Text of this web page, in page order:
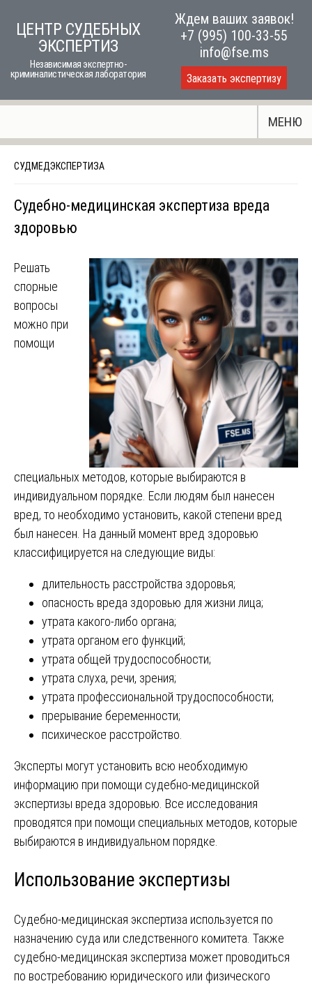
ЦЕНТР СУДЕБНЫХ
ЭКСПЕРТИЗ
Независимая экспертно-
криминалистическая лаборатория
Ждем ваших заявок!
+7 (995) 100-33-55
info@fse.ms
Заказать экспертизу
МЕНЮ
СУДМЕДЭКСПЕРТИЗА
Судебно-медицинская экспертиза вреда
здоровью
Решать
спорные
вопросы
можно при
помощи
специальных методов, которые выбираются в
индивидуальном порядке. Если людям был нанесен
вред, то необходимо установить, какой степени вред
был нанесен. На данный момент вред здоровью
классифицируется на следующие виды:
длительность расстройства здоровья;
опасность вреда здоровью для жизни лица;
утрата какого-либо органа;
утрата органом его функций;
утрата общей трудоспособности;
утрата слуха, речи, зрения;
утрата профессиональной трудоспособности;
прерывание беременности;
психическое расстройство.
Эксперты могут установить всю необходимую
информацию при помощи судебно-медицинской
экспертизы вреда здоровью. Все исследования
проводятся при помощи специальных методов, которые
выбираются в индивидуальном порядке.
Использование экспертизы
Судебно-медицинская экспертиза используется по
назначению суда или следственного комитета. Также
судебно-медицинская экспертиза может проводиться
по востребованию юридического или физического